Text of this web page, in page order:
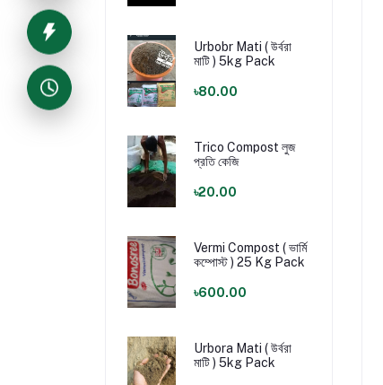
Urbobr Mati ( উর্বরা
মাটি ) 5kg Pack
৳80.00
Trico Compost লুজ
প্রতি কেজি
৳20.00
Vermi Compost ( ভার্মি
কম্পোস্ট ) 25 Kg Pack
৳600.00
Urbora Mati ( উর্বরা
মাটি ) 5kg Pack